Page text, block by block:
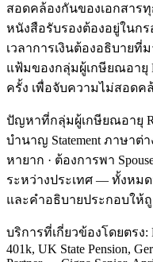
สอดคล้องกันของเอกสาร
หนังสือรับรองต้องอยู่ในก
เวลาการเงินต้องอธิบายที่
แฟ้มของกลุ่มผู้เกษียณอายุ
ครั้ง เพื่อจับความไม่สอดค
ปัญหาที่กลุ่มผู้เกษียณอายุ
บำนาญ Statement ภาษาต่า
หายาก · ต้องการพา Spouse
ระหว่างประเทศ — ทั้งหม
และคำอธิบายประกอบให้
บริการที่เกี่ยวข้องโดยตรง:
401k, UK State Pension,